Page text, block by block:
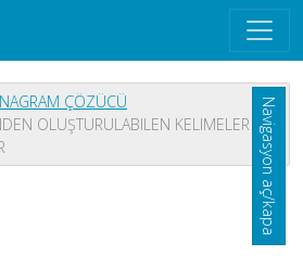
Navigasyon aç/kapa
ÇÖZÜCÜ
OLUŞTURULABILEN KELIMELER